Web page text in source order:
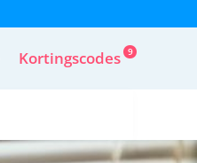
Kortingscodes 9